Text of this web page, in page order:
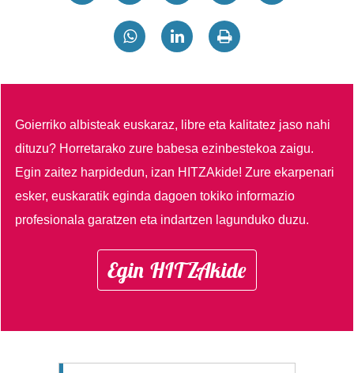
Goierriko albisteak euskaraz, libre eta kalitatez jaso nahi
dituzu? Horretarako zure babesa ezinbestekoa zaigu.
Egin zaitez harpidedun, izan HITZAkide!Zure ekarpenari
esker, euskaratik eginda dagoen tokiko informazio
profesionala garatzen eta indartzen lagunduko duzu.
Egin HITZAkide